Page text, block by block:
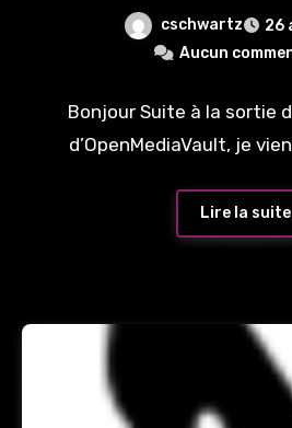
cschwartz
26
Aucun
Bonjour Suite à la sortie
d’OpenMediaVault, je
Lire la suite